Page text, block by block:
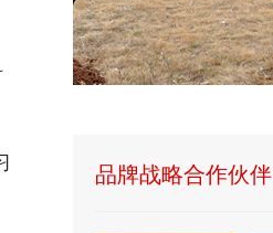
品牌战略合作伙伴